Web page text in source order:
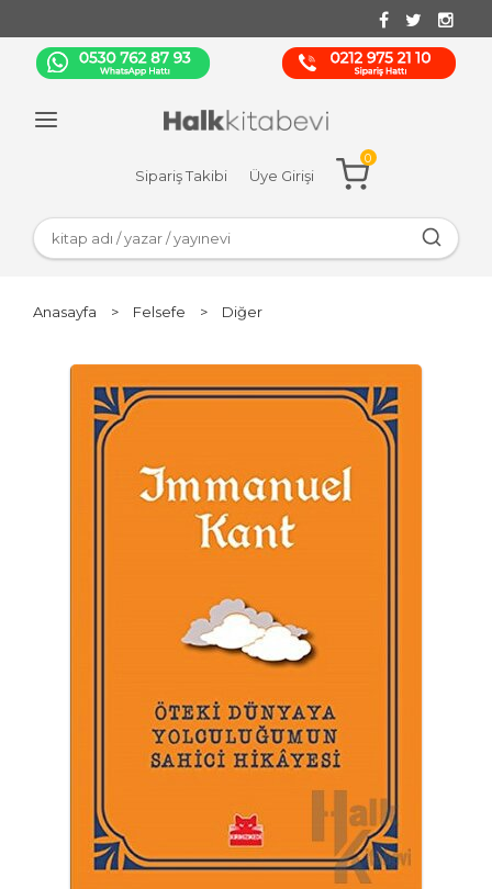
Sipariş Takibi Üye Girişi
0
Anasayfa > Felsefe > Diğer